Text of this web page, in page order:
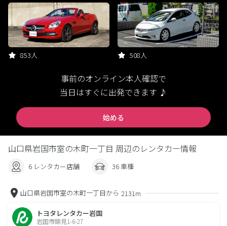
853人 508人
事前のオンライン本人確認で
当日はすぐに出発できます ♪
始める
山口県岩国市室の木町一丁目 周辺のレンタカー情報
6 レンタカー店舗 36 車種
山口県岩国市室の木町一丁目から 2131m
トヨタレンタカー岩国
岩国市錦見1-6-27